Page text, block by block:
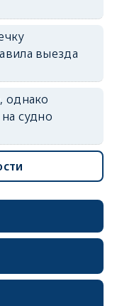
выезда
однако
судно